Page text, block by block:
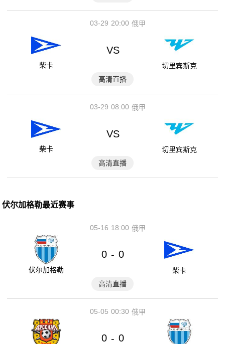
20:00
03-29 俄甲
柴卡
VS
切里宾斯克
高清直播
08:00
03-29 俄甲
柴卡
VS
切里宾斯克
高清直播
伏尔加格勒最近赛事
18:00
05-16 俄甲
伏尔加格勒
0 - 0
柴卡
高清直播
00:30
05-05 俄甲
0 - 0